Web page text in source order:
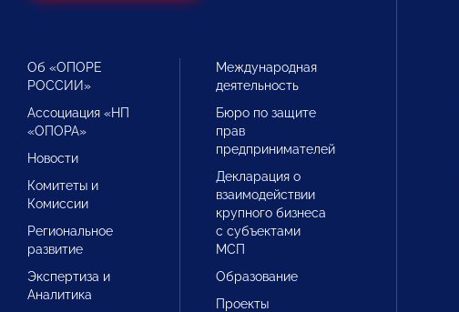
Об «ОПОРЕ
РОССИИ»
Ассоциация «НП
«ОПОРА»
Новости
Комитеты и
Комиссии
Региональное
развитие
Экспертиза и
Аналитика
Международная
деятельность
Бюро по защите
прав
предпринимателей
Декларация о
взаимодействии
крупного бизнеса
с субъектами
МСП
Образование
Проекты